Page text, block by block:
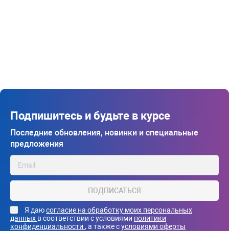
Подпишитесь и будьте в курсе
Последние обновления, новинки и специальные
предложения
ПОДПИСАТЬСЯ
Я даюсогласие на обработку моих персональных
данных в соответствии с условиями политики
конфиденциальности , а также сусловиями оферты